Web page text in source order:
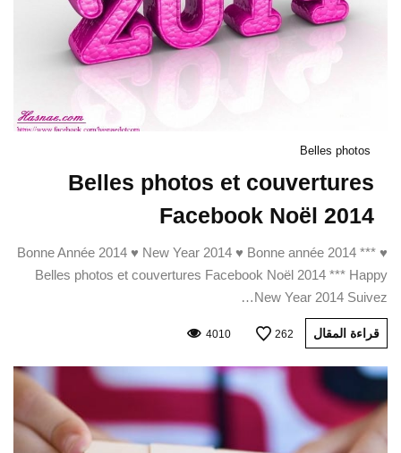
Belles photos
Belles photos et couvertures
Facebook Noël 2014
♥ Bonne Année 2014 ♥ New Year 2014 ♥ Bonne année 2014 ***
Belles photos et couvertures Facebook Noël 2014 *** Happy
New Year 2014 Suivez…
قراءة المقال 262
4010